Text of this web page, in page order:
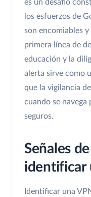
es un desafío
los esfuerzos de
son encomiables
primera línea de
educación y la
alerta sirve como
que la vigilancia
cuando se navega
seguros.
Señales
identificar
Identificar una